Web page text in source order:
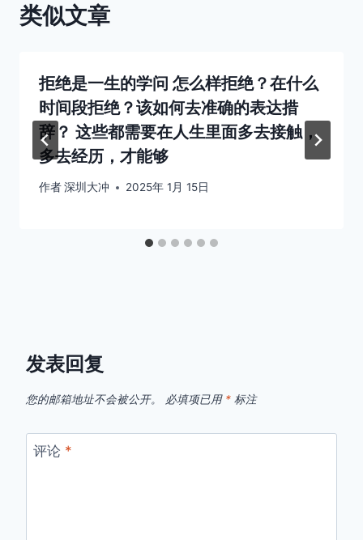
类似文章
拒绝是一生的学问 怎么样拒绝？在什么
时间段拒绝？该如何去准确的表达措
辞？ 这些都需要在人生里面多去接触，
多去经历，才能够
作者深圳大冲 2025年 1月 15日
发表回复
您的邮箱地址不会被公开。 必填项已用 * 标注
评论 *